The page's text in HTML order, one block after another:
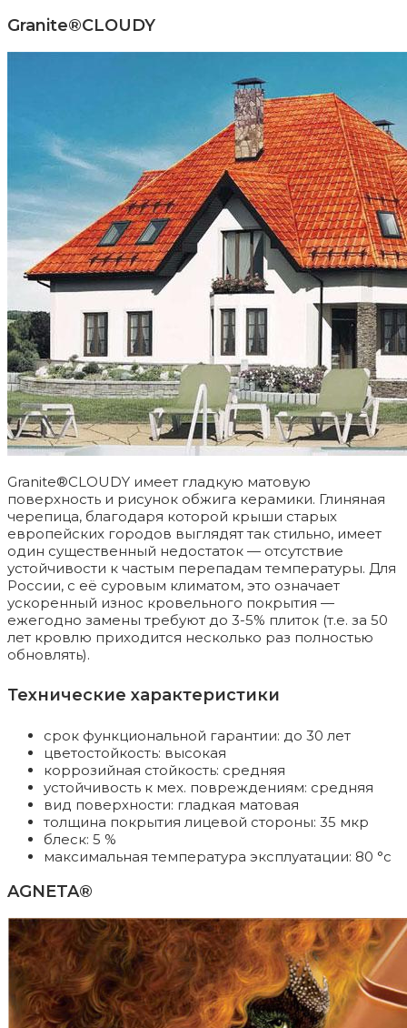
Granite®CLOUDY
Granite®CLOUDY имеет гладкую матовую
поверхность и рисунок обжига керамики. Глиняная
черепица, благодаря которой крыши старых
европейских городов выглядят так стильно, имеет
один существенный недостаток — отсутствие
устойчивости к частым перепадам температуры. Для
России, с её суровым климатом, это означает
ускоренный износ кровельного покрытия —
ежегодно замены требуют до 3-5% плиток (т.е. за 50
лет кровлю приходится несколько раз полностью
обновлять).
Технические характеристики
срок функциональной гарантии: до 30 лет
цветостойкость: высокая
коррозийная стойкость: средняя
устойчивость к мех. повреждениям: средняя
вид поверхности: гладкая матовая
толщина покрытия лицевой стороны: 35 мкр
блеск: 5 %
максимальная температура эксплуатации: 80 °c
AGNETA®